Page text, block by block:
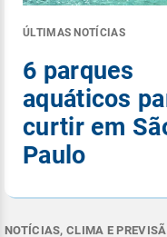
ÚLTIMAS NOTÍCIAS
6 parques
aquáticos
curtir em
Paulo
NOTÍCIAS, CLIMA E